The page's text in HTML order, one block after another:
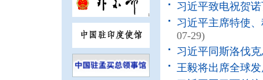
习近平致电祝贺
习近平主席特使
07-29)
习近平同斯洛伐
王毅将出席全球